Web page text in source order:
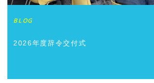
BLOG
2026年度辞令交付式